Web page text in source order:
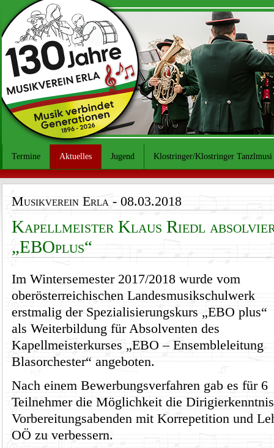
Termine Aktuelles Jugend Klostringer/Klostringer Tanzlmusi
Musikverein Erla- 08.03.2018
Kapellmeister Klaus Riedl
„EBOplus“
Im Wintersemester 2017/2018 wurde vom
oberösterreichischen Landesmusikschulwerk
erstmalig der Spezialisierungskurs „EBO plus“
als Weiterbildung für Absolventen des
Kapellmeisterkurses „EBO – Ensembleleitung
Blasorchester“ angeboten.
Nach einem Bewerbungsverfahren gab es für 6
Teilnehmer die Möglichkeit die
Vorbereitungsabenden mit Korrepetition und
OÖ zu verbessern.